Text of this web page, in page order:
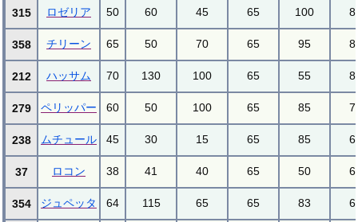
315 ロゼリア 50 60 45 65 100
358 チリーン 65 50 70 65 95
212 ハッサム 70 130 100 65 55
279 ペリッパー 60 50 100 65 85
238 ムチュール 45 30 15 65 85
37 ロコン 38 41 40 65 50
354 ジュペッタ 64 115 65 65 83